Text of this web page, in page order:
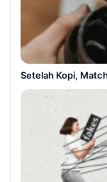
Setelah Kopi,